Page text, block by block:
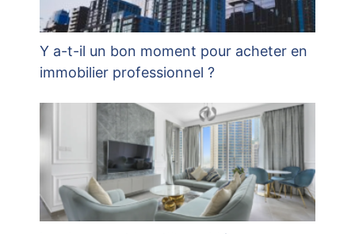
Y a-t-il un bon moment pour acheter en
immobilier professionnel ?